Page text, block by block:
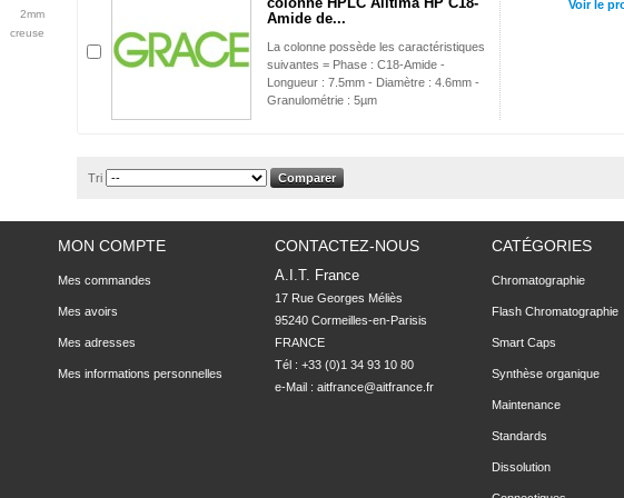
2mm
creuse
Amide de...
La colonne possède les caractéristiques
suivantes = Phase : C18-Amide -
Longueur : 7.5mm - Diamètre : 4.6mm -
Granulométrie : 5µm
Voir le
Tri
MON COMPTE
Mes commandes
Mes avoirs
Mes adresses
Mes informations personnelles
CONTACTEZ-NOUS
A.I.T. France
17 Rue Georges Méliès
95240 Cormeilles-en-Parisis
FRANCE
Tél : +33 (0)1 34 93 10 80
e-Mail : aitfrance@aitfrance.fr
CATÉGORIES
Chromatographie
Flash Chromatographie
Smart Caps
Synthèse organique
Maintenance
Standards
Dissolution